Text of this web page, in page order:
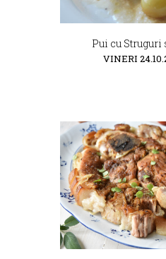
Pui cu Struguri
VINERI